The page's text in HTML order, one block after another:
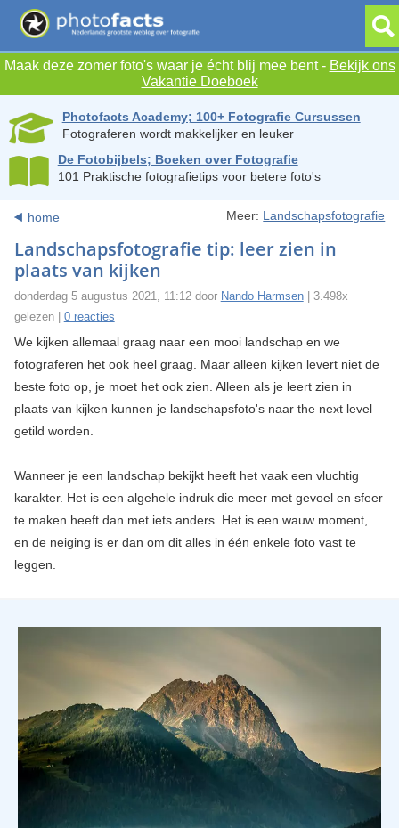
Maak deze zomer foto's waar je écht blij mee bent - Bekijk ons
Vakantie Doeboek
Photofacts Academy; 100+ Fotografie Cursussen
Fotograferen wordt makkelijker en leuker
De Fotobijbels; Boeken over Fotografie
101 Praktische fotografietips voor betere foto's
home Meer: Landschapsfotografie
Landschapsfotografie tip: leer zien in
plaats van kijken
donderdag 5 augustus 2021, 11:12 door Nando Harmsen| 3.498x
gelezen | 0 reacties
We kijken allemaal graag naar een mooi landschap en we
fotograferen het ook heel graag. Maar alleen kijken levert niet de
beste foto op, je moet het ook zien. Alleen als je leert zien in
plaats van kijken kunnen je landschapsfoto's naar the next level
getild worden.
Wanneer je een landschap bekijkt heeft het vaak een vluchtig
karakter. Het is een algehele indruk die meer met gevoel en sfeer
te maken heeft dan met iets anders. Het is een wauw moment,
en de neiging is er dan om dit alles in één enkele foto vast te
leggen.